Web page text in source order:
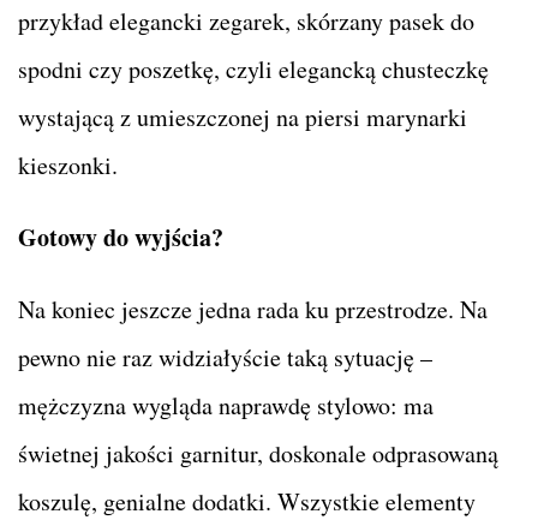
przykład elegancki zegarek, skórzany pasek do
spodni czy poszetkę, czyli elegancką chusteczkę
wystającą z umieszczonej na piersi marynarki
kieszonki.
Gotowy do wyjścia?
Na koniec jeszcze jedna rada ku przestrodze. Na
pewno nie raz widziałyście taką sytuację –
mężczyzna wygląda naprawdę stylowo: ma
świetnej jakości garnitur, doskonale odprasowaną
koszulę, genialne dodatki. Wszystkie elementy